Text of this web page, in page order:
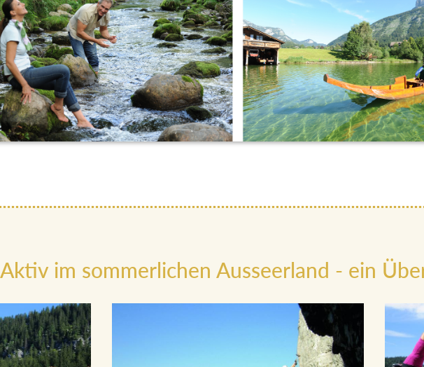
Aktiv im sommerlichen Ausseerland - ein